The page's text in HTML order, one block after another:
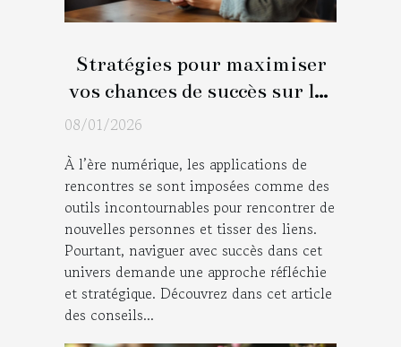
Stratégies pour maximiser
vos chances de succès sur les
applications de rencontres
08/01/2026
À l’ère numérique, les applications de
rencontres se sont imposées comme des
outils incontournables pour rencontrer de
nouvelles personnes et tisser des liens.
Pourtant, naviguer avec succès dans cet
univers demande une approche réfléchie
et stratégique. Découvrez dans cet article
des conseils...